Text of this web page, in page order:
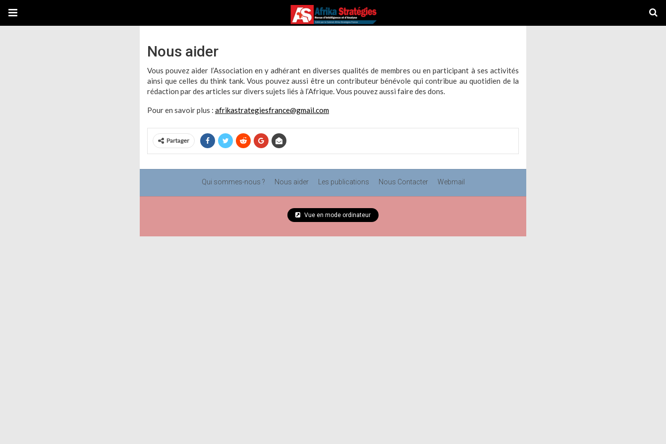
Nous aider
Vous pouvez aider l’Association en y adhérant en diverses qualités de membres ou en participant à ses activités
ainsi que celles du think tank. Vous pouvez aussi être un contributeur bénévole qui contribue au quotidien de la
rédaction par des articles sur divers sujets liés à l’Afrique. Vous pouvez aussi faire des dons.
Pour en savoir plus : afrikastrategiesfrance@gmail.com
Partager
Qui sommes-nous ? Nous aider Les publications Nous Contacter Webmail
Vue en mode ordinateur